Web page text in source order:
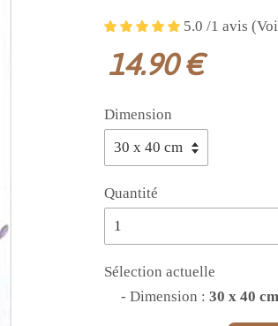
5.0 /1 avis
14.90 €
Dimension
Quantité
Sélection actuelle
- Dimension : 30 x 40 cm